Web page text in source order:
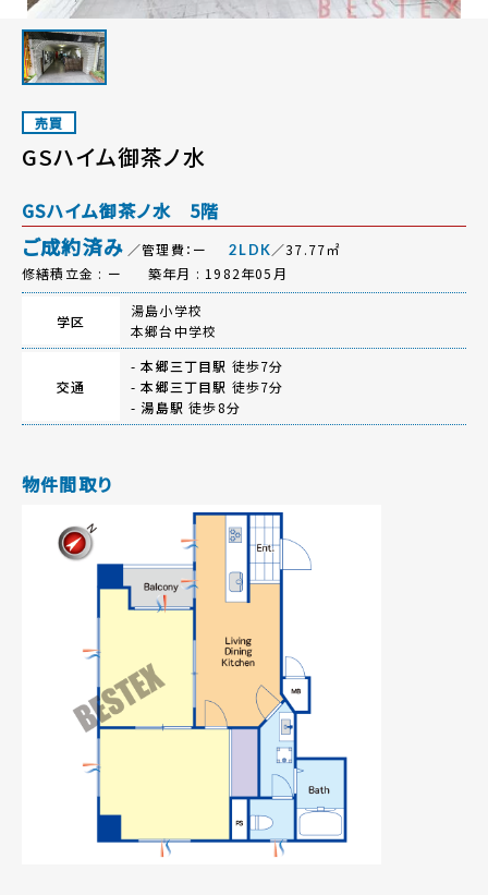
売買
GSハイム御茶ノ水
GSハイム御茶ノ水 5階
ご成約済み ／管理費：ー 2LDK／37.77㎡
修繕積立金 : ー
築年月 : 1982年05月
学区
湯島小学校
本郷台中学校
交通
-本郷三丁目駅 徒歩7分
-本郷三丁目駅 徒歩7分
- 湯島駅 徒歩8分
物件間取り